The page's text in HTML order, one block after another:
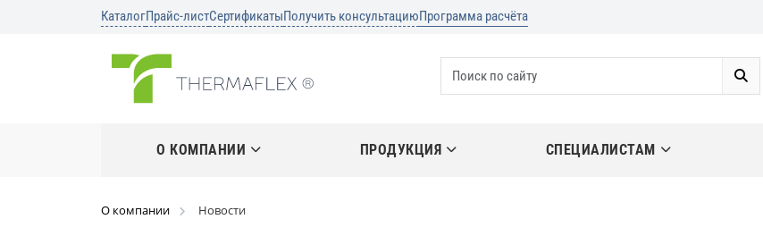
КаталогПрайс-листСертификатыПолучить консультациюПрограмма расчёта
О КОМПАНИИ ПРОДУКЦИЯ СПЕЦИАЛИСТАМ
О компании Новости